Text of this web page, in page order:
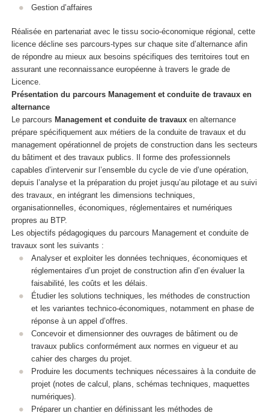
Gestion d’affaires
Réalisée en partenariat avec le tissu socio‑économique régional, cette
licence décline ses parcours‑types sur chaque site d’alternance afin
de répondre au mieux aux besoins spécifiques des territoires tout en
assurant une reconnaissance européenne à travers le grade de
Licence.
Présentation du parcours Management et conduite de travaux en
alternance
Le parcours Management et conduite de travaux en alternance
prépare spécifiquement aux métiers de la conduite de travaux et du
management opérationnel de projets de construction dans les secteurs
du bâtiment et des travaux publics. Il forme des professionnels
capables d’intervenir sur l’ensemble du cycle de vie d’une opération,
depuis l’analyse et la préparation du projet jusqu’au pilotage et au suivi
des travaux, en intégrant les dimensions techniques,
organisationnelles, économiques, réglementaires et numériques
propres au BTP.
Les objectifs pédagogiques du parcours Management et conduite de
travaux sont les suivants :
Analyser et exploiter les données techniques, économiques et
réglementaires d’un projet de construction afin d’en évaluer la
faisabilité, les coûts et les délais.
Étudier les solutions techniques, les méthodes de construction
et les variantes technico-économiques, notamment en phase de
réponse à un appel d’offres.
Concevoir et dimensionner des ouvrages de bâtiment ou de
travaux publics conformément aux normes en vigueur et au
cahier des charges du projet.
Produire les documents techniques nécessaires à la conduite de
projet (notes de calcul, plans, schémas techniques, maquettes
numériques).
Préparer un chantier en définissant les méthodes de